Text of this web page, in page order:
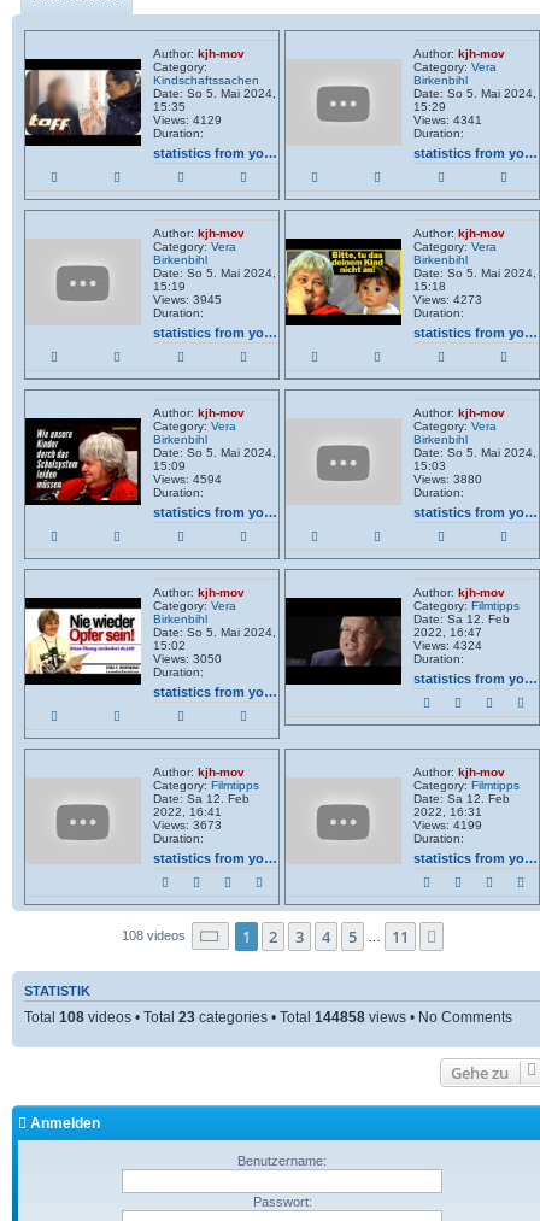
Author: kjh-mov
Category:
Kindschaftssachen
Date: So 5. Mai 2024,
15:35
Views: 4129
Duration:
statistics from youtube
Author:kjh-mov
Category:Vera
Birkenbihl
Date: So 5. Mai 2024,
15:29
Views: 4341
Duration:
statistics from youtube
Author: kjh-mov
Category: Vera
Birkenbihl
Date: So 5. Mai 2024,
15:19
Views: 3945
Duration:
statistics from youtube
Author:kjh-mov
Category:Vera
Birkenbihl
Date: So 5. Mai 2024,
15:18
Views: 4273
Duration:
statistics from youtube
Author: kjh-mov
Category: Vera
Birkenbihl
Date: So 5. Mai 2024,
15:09
Views: 4594
Duration:
statistics from youtube
Author:kjh-mov
Category:Vera
Birkenbihl
Date: So 5. Mai 2024,
15:03
Views: 3880
Duration:
statistics from youtube
Author: kjh-mov
Category: Vera
Birkenbihl
Date: So 5. Mai 2024,
15:02
Views: 3050
Duration:
statistics from youtube
Author:kjh-mov
Category:Filmtipps
Date: Sa 12. Feb
2022, 16:47
Views: 4324
Duration:
statistics from youtube
Author: kjh-mov
Category: Filmtipps
Date: Sa 12. Feb
2022, 16:41
Views: 3673
Duration:
statistics from youtube
Author:kjh-mov
Category:Filmtipps
Date: Sa 12. Feb
2022, 16:31
Views: 4199
Duration:
statistics from youtube
108 videos Seite 1von 11
1 2 3 4 5 11
STATISTIK
Total 108 videos • Total 23 categories • Total 144858 views • No Comments
Gehe zu
Anmelden
Benutzername:
Passwort: